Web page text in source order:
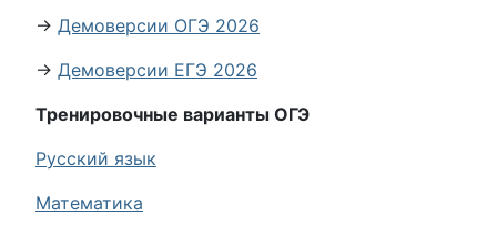
→ Демоверсии ОГЭ 2026
→ Демоверсии ЕГЭ 2026
Тренировочные варианты ОГЭ
Русский язык
Математика